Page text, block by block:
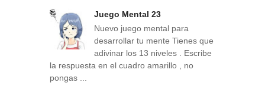
Juego Mental 23
Nuevo juego mental para
desarrollar tu mente Tienes que
adivinar los 13 niveles . Escribe
la respuesta en el cuadro amarillo , no
pongas ...